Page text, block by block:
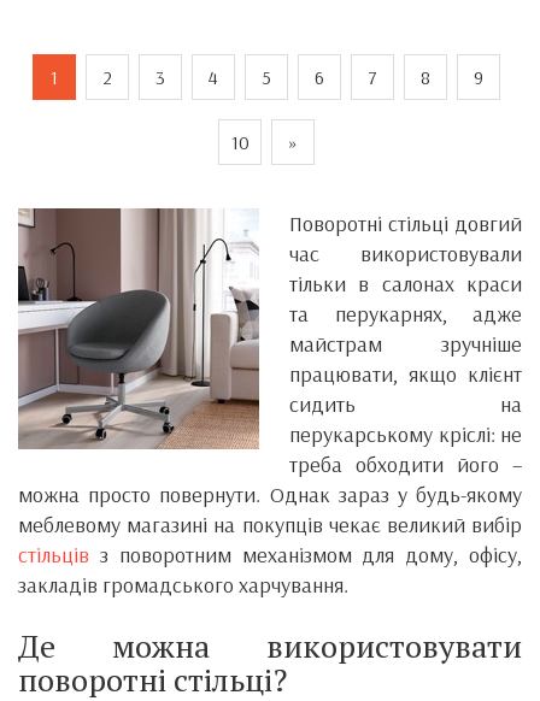
1 2 3 4 5 6 7 8 9
10 »
Поворотні стільці довгий
час використовували
тільки в салонах краси
та перукарнях, адже
майстрам зручніше
працювати, якщо клієнт
сидить на
перукарському кріслі: не
треба обходити його –
можна просто повернути. Однак зараз у будь-якому
меблевому магазині на покупців чекає великий вибір
стільців з поворотним механізмом для дому, офісу,
закладів громадського харчування.
Де можна використовувати
поворотні стільці?